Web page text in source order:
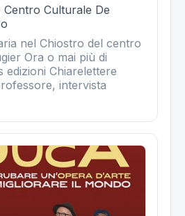
Culturale De
nel Chiostro del centro
Ora o mai più di
edizioni Chiarelettere
intervista